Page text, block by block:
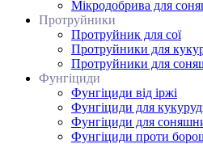
Мікродобрива для
Протруйники
Протруйник для сої
Протруйники для
Протруйники для
Фунгіциди
Фунгіциди від іржі
Фунгіциди для
Фунгіциди для
Фунгіциди проти